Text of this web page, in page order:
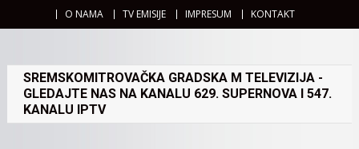
O NAMA TV EMISIJE IMPRESUM KONTAKT
SREMSKOMITROVAČKA GRADSKA M TELEVIZIJA -
GLEDAJTE NAS NA KANALU 629. SUPERNOVA I 547.
KANALU IPTV